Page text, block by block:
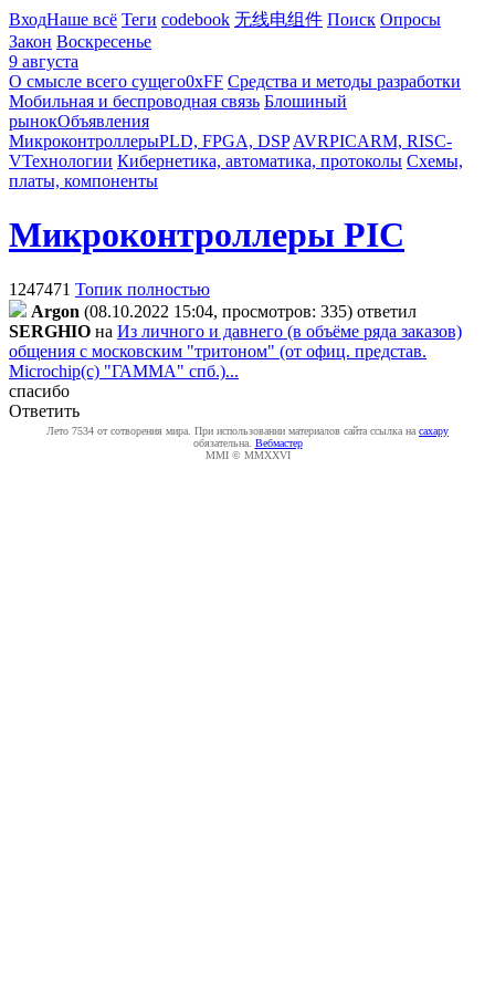
ВходНаше всё Теги codebook 无线电组件 Поиск Опросы
Закон Воскресенье
9 августа
О смысле всего сущего0xFF Средства и методы разработки
Мобильная и беспроводная связь Блошиный
рынокОбъявления
МикроконтроллерыPLD, FPGA, DSP AVRPICARM, RISC-
VТехнологии Кибернетика, автоматика, протоколы Схемы,
платы, компоненты
Микроконтроллеры PIC
1247471 Топик полностью
Argon (08.10.2022 15:04, просмотров: 335) ответил
SERGHIO на Из личного и давнего (в объёме ряда заказов)
общения с московским "тритоном" (от офиц. представ.
Microchip(c) "ГАММА" спб.)...
спасибо
Ответить
Лето 7534 от сотворения мира. При использовании материалов сайта ссылка на caxapу
обязательна. Вебмастер
MMI © MMXXVI